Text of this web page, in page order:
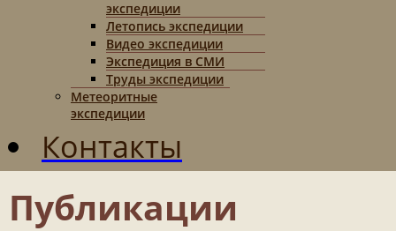
экспедиции
Летопись экспедиции
Видео экспедиции
Экспедиция в СМИ
Труды экспедиции
Метеоритные
экспедиции
Контакты
Публикации